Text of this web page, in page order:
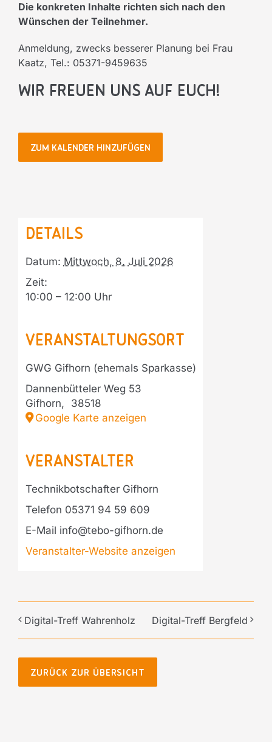
Die konkreten Inhalte richten sich nach den
Wünschen der Teilnehmer.
Anmeldung, zwecks besserer Planung bei Frau
Kaatz, Tel.: 05371-9459635
Wir freuen uns auf Euch!
ZUM KALENDER HINZUFÜGEN
Details
Datum: Mittwoch, 8. Juli 2026
Zeit:
10:00 – 12:00
Veranstaltungsort
GWG Gifhorn (ehemals Sparkasse)
Dannenbütteler Weg 53
Gifhorn,
38518
Google Karte anzeigen
Veranstalter
Technikbotschafter Gifhorn
Telefon 05371 94 59 609
E-Mail info@tebo-gifhorn.de
Veranstalter-Website anzeigen
Digital-Treff Wahrenholz Digital-Treff Bergfeld
ZURÜCK ZUR ÜBERSICHT